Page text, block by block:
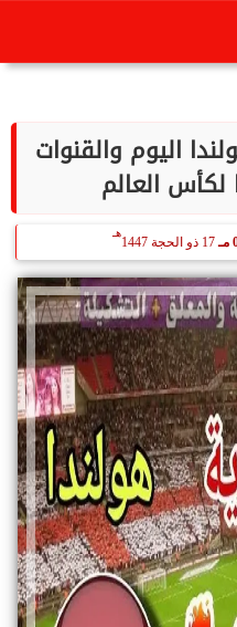
اليوم والقنوات
لكأس العالم
17 ذو الحجة 1447
هـ